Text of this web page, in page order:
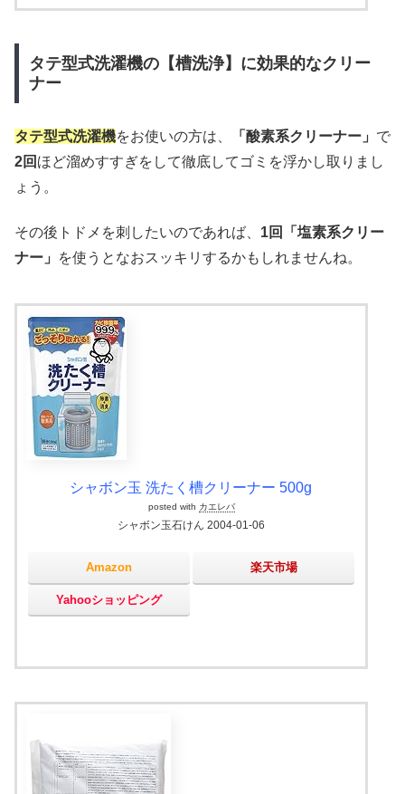
タテ型式洗濯機の【槽洗浄】に効果的なクリー
ナー
タテ型式洗濯機をお使いの方は、 「酸素系クリーナー」 で
2回 ほど溜めすすぎをして徹底してゴミを浮かし取りまし
ょう。
その後トドメを刺したいのであれば、 1回「塩素系クリー
ナー」
を使うとなおスッキリするかもしれませんね。
シャボン玉 洗たく槽クリーナー 500g
posted with カエレバ
シャボン玉石けん 2004-01-06
Amazon 楽天市場
Yahooショッピング